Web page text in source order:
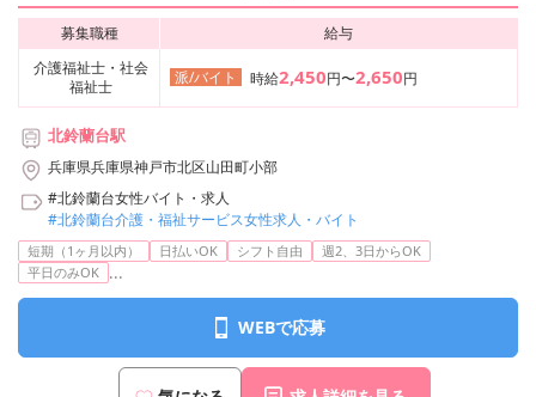
募集職種
給与
介護福祉士・社会
福祉士
派/バイト 時給2,450円〜2,650円
北鈴蘭台駅
兵庫県兵庫県神戸市北区山田町小部
#北鈴蘭台女性バイト・求人
#北鈴蘭台介護・福祉サービス女性求人・バイト
短期（1ヶ月以内） 日払いOK シフト自由
週2、3日からOK
平日のみOK ...
WEBで応募